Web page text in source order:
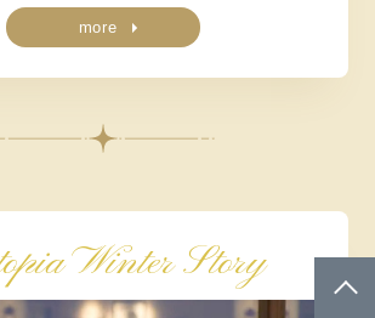
more
Winter Story